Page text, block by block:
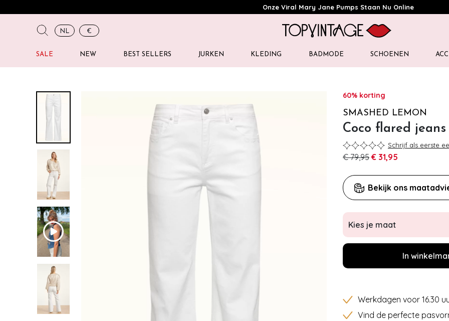
Onze Viral Mary Jane Pumps Staan Nu Online
NL €
SALE NEW BEST SELLERS JURKEN KLEDING BADMODE SCHOENEN
60% korting
SMASHED LEMON
Coco flared
Schrijf als eerste
€ 79,95 € 31,95
Bekijk ons
Kies je maat
In
Werkdagen voor 16.30
Vind de perfecte